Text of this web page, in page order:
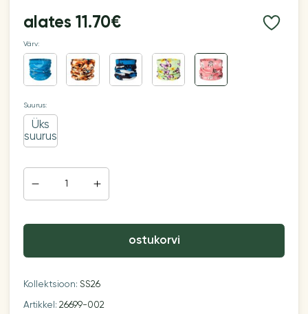
alates11.70€
Värv:
Suurus:
Üks
suurus
ostukorvi
Kollektsioon:SS26
Artikkel:26699-002